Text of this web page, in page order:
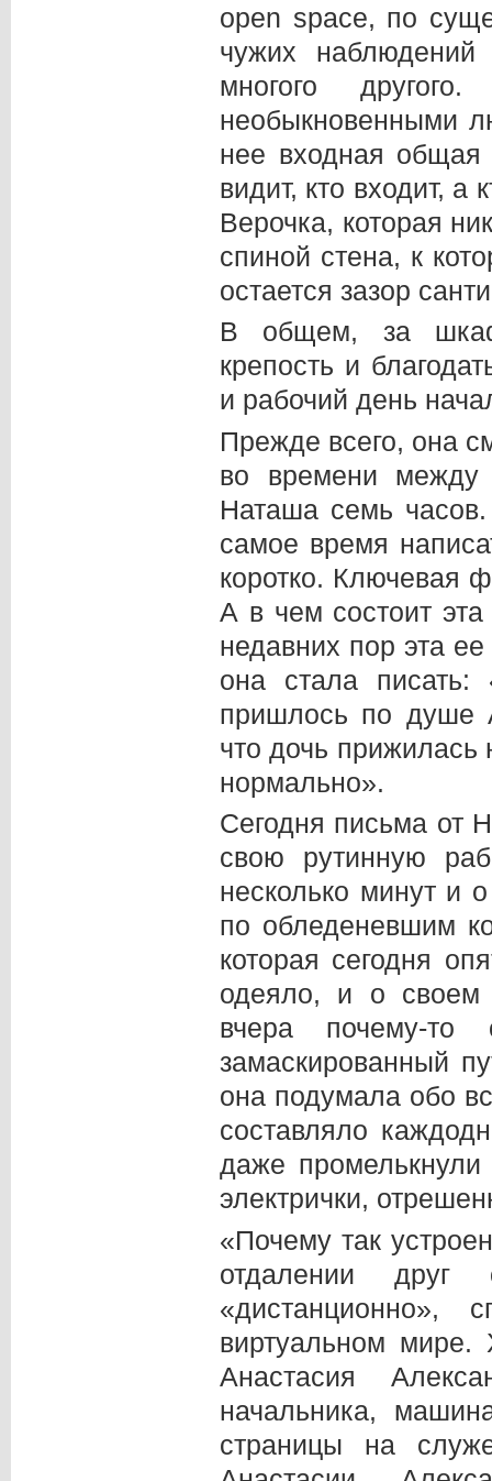
open space, по
чужих
многого
необыкновенными
нее входная общая
видит, кто входит, а
Верочка, которая
спиной стена, к
остается зазор
В общем, за
крепость и
и рабочий день
Прежде всего, она
во времени между
Наташа семь
самое время
коротко. Ключевая
А в чем состоит
недавних пор эта
она стала
пришлось по душе
что дочь прижилась
нормально».
Сегодня письма от
свою рутинную
несколько минут и
по обледеневшим
которая сегодня
одеяло, и о своем
вчера почему-
замаскированный
она подумала обо
составляло
даже
электрички,
«Почему так
отдалении
виртуальном
Анастасия
начальника,
страницы на